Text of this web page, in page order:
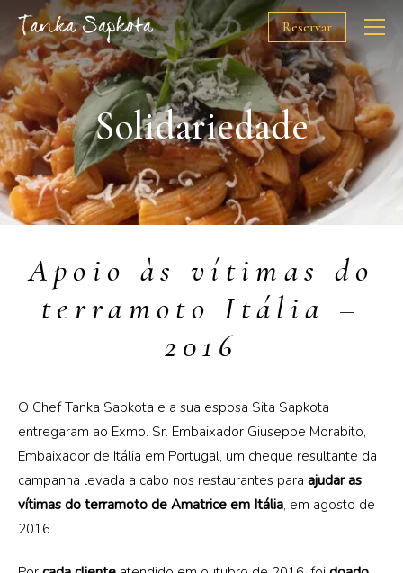
Reservar
O Chef
Restaurantes
Prémios
Solidariedade
Media
PT
PT
Solidariedade
Apoio às vítimas do
terramoto Itália –
2016
O Chef Tanka Sapkota e a sua esposa Sita Sapkota
entregaram ao Exmo. Sr. Embaixador Giuseppe Morabito,
Embaixador de Itália em Portugal, um cheque resultante da
campanha levada a cabo nos restaurantes para ajudar as
vítimas do terramoto de Amatrice em Itália, em agosto de
2016.